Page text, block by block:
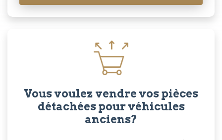
Vous voulez vendre vos pièces
détachées pour véhicules
anciens?